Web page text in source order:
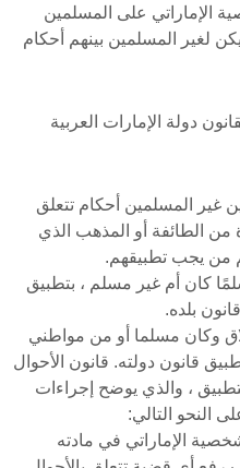
الإماراتي على المسلمين
لغير المسلمين بينهم أحكام
دولة الإمارات العربية
غير المسلمين أحكام تتعلق
الطائفة أو المذهب الذي
من يجب تطبيقهم.
كان أم غير مسلم ، بتطبيق
بلده.
وكان مسلما أو من مواطني
قانون دولته. قانون الأحوال
، والذي يوضح إجراءات
النحو التالي:
الإماراتي في مادته